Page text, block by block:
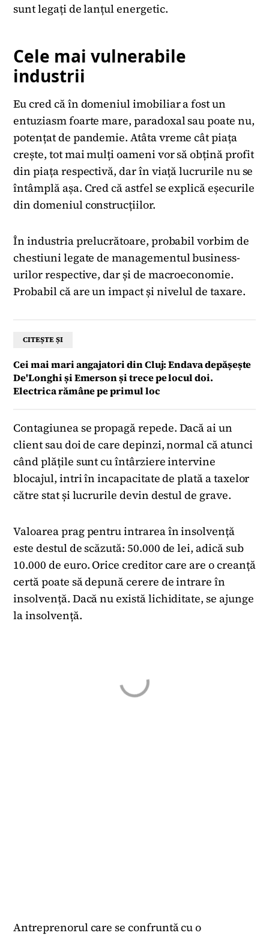
sunt legați de lanțul energetic.
Cele mai vulnerabile
industrii
Eu cred că în domeniul imobiliar a fost un
entuziasm foarte mare, paradoxal sau poate nu,
potențat de pandemie. Atâta vreme cât piața
crește, tot mai mulți oameni vor să obțină profit
din piața respectivă, dar în viață lucrurile nu se
întâmplă așa. Cred că astfel se explică eșecurile
din domeniul construcțiilor.
În industria prelucrătoare, probabil vorbim de
chestiuni legate de managementul business-
urilor respective, dar și de macroeconomie.
Probabil că are un impact și nivelul de taxare.
CITEȘTE ȘI
Cei mai mari angajatori din Cluj: Endava depășește
De'Longhi și Emerson și trece pe locul doi.
Electrica rămâne pe primul loc
Contagiunea se propagă repede. Dacă ai un
client sau doi de care depinzi, normal că atunci
când plățile sunt cu întârziere intervine
blocajul, intri în incapacitate de plată a taxelor
către stat și lucrurile devin destul de grave.
Valoarea prag pentru intrarea în insolvență
este destul de scăzută: 50.000 de lei, adică sub
10.000 de euro. Orice creditor care are o creanță
certă poate să depună cerere de intrare în
insolvență. Dacă nu există lichiditate, se ajunge
la insolvență.
Antreprenorul care se confruntă cu o